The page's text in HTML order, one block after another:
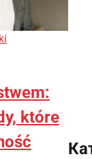
które